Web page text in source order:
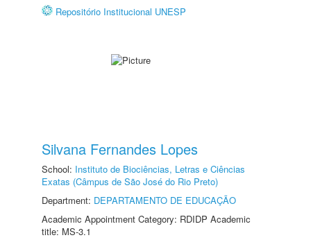
Repositório Institucional UNESP
Silvana Fernandes Lopes
School: Instituto de Biociências, Letras e Ciências
Exatas (Câmpus de São José do Rio Preto)
Department: DEPARTAMENTO DE EDUCAÇÃO
Academic Appointment Category: RDIDP Academic
title: MS-3.1